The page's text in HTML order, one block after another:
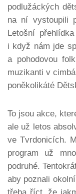
podlužáckých
na ní vystoupili
Letošní
i když nám jde
a pohodovou
muzikanti v
poněkolikáté
To jsou akce,
ale už letos
ve Tvrdonicích.
program už
podruhé.
aby poznali